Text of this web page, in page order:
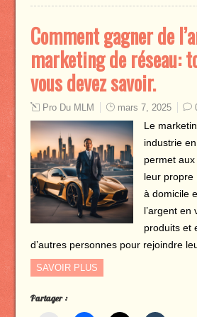
Comment gagner de
marketing de réseau:
vous devez savoir.
Pro Du MLM mars 7, 2025
Le
industrie
permet
leur propre
à domicile
l’argent en
produits et
d’autres personnes pour rejoindre
SAVOIR PLUS
Partager :